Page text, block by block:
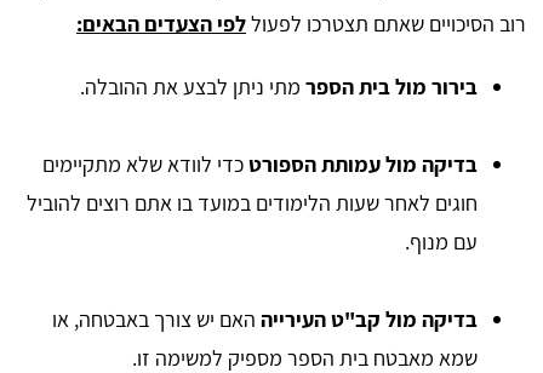
רוב הסיכויים שאתם תצטרכו לפעוללפי הצעדים הבאים:
בירור מול בית הספר מתי ניתן לבצע את ההובלה.
בדיקה מול עמותת הספורטכדי לוודא שלא מתקיימים
חוגים לאחר שעות הלימודים במועד בו אתם רוצים להוביל
עם מנוף.
בדיקה מול קב"ט העירייה האם יש צורך באבטחה, או
שמא מאבטח בית הספר מספיק למשימה זו.